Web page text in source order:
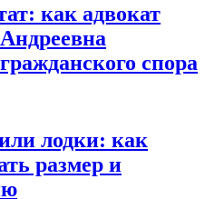
как адвокат
спора
лодки: как
размер и